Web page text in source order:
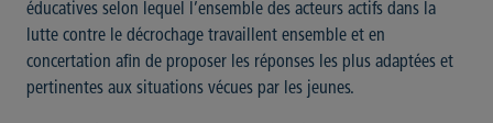
éducatives selon lequel l’ensemble des acteurs actifs dans la
lutte contre le décrochage travaillent ensemble et en
concertation afin de proposer les réponses les plus adaptées et
pertinentes aux situations vécues par les jeunes.